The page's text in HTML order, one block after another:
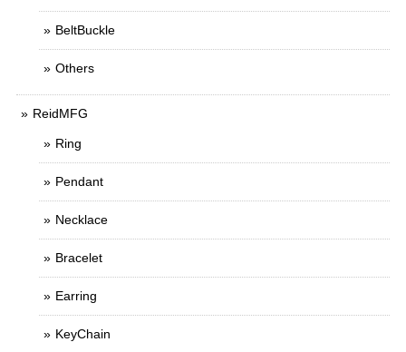
BeltBuckle
Others
ReidMFG
Ring
Pendant
Necklace
Bracelet
Earring
KeyChain